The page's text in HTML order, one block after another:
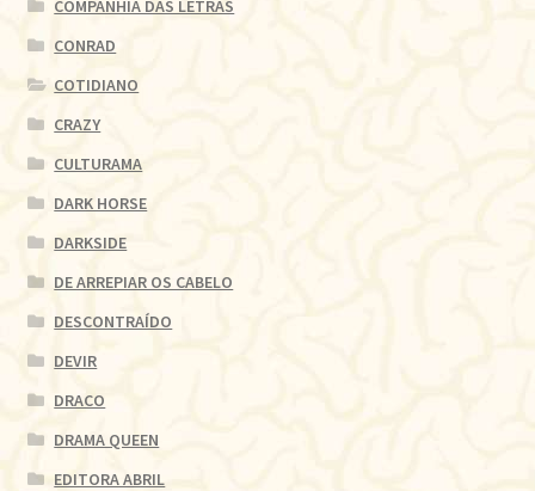
COMPANHIA DAS LETRAS
CONRAD
COTIDIANO
CRAZY
CULTURAMA
DARK HORSE
DARKSIDE
DE ARREPIAR OS CABELO
DESCONTRAÍDO
DEVIR
DRACO
DRAMA QUEEN
EDITORA ABRIL